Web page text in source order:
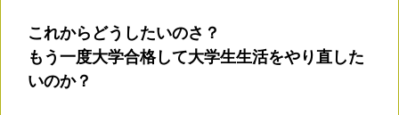
これからどうしたいのさ？
もう一度大学合格して大学生生活をやり直した
いのか？